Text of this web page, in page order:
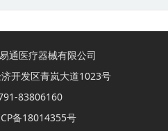
通医疗器械有限公司
开发区青岚大道1023号
83806160
备18014355号